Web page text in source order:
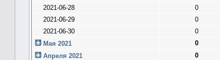
2021-06-28
0
2021-06-29
0
2021-06-30
0
Мая 2021
0
Апреля 2021
0